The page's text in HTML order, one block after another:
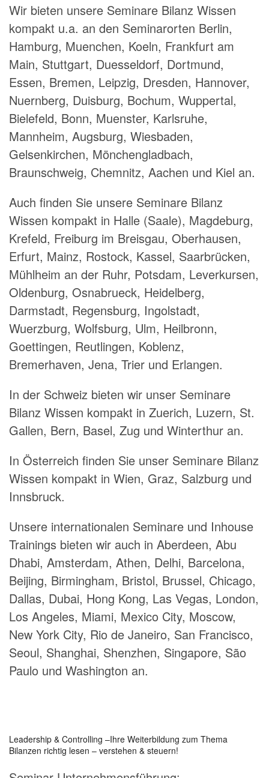
Wir bieten unsere Seminare Bilanz Wissen
kompakt u.a. an den Seminarorten Berlin,
Hamburg, Muenchen, Koeln, Frankfurt am
Main, Stuttgart, Duesseldorf, Dortmund,
Essen, Bremen, Leipzig, Dresden, Hannover,
Nuernberg, Duisburg, Bochum, Wuppertal,
Bielefeld, Bonn, Muenster, Karlsruhe,
Mannheim, Augsburg, Wiesbaden,
Gelsenkirchen, Mönchengladbach,
Braunschweig, Chemnitz, Aachen und Kiel an.
Auch finden Sie unsere Seminare Bilanz
Wissen kompakt in Halle (Saale), Magdeburg,
Krefeld, Freiburg im Breisgau, Oberhausen,
Erfurt, Mainz, Rostock, Kassel, Saarbrücken,
Mühlheim an der Ruhr, Potsdam, Leverkursen,
Oldenburg, Osnabrueck, Heidelberg,
Darmstadt, Regensburg, Ingolstadt,
Wuerzburg, Wolfsburg, Ulm, Heilbronn,
Goettingen, Reutlingen, Koblenz,
Bremerhaven, Jena, Trier und Erlangen.
In der Schweiz bieten wir unser Seminare
Bilanz Wissen kompakt in Zuerich, Luzern, St.
Gallen, Bern, Basel, Zug und Winterthur an.
In Österreich finden Sie unser Seminare Bilanz
Wissen kompakt in Wien, Graz, Salzburg und
Innsbruck.
Unsere internationalen Seminare und Inhouse
Trainings bieten wir auch in Aberdeen, Abu
Dhabi, Amsterdam, Athen, Delhi, Barcelona,
Beijing, Birmingham, Bristol, Brussel, Chicago,
Dallas, Dubai, Hong Kong, Las Vegas, London,
Los Angeles, Miami, Mexico City, Moscow,
New York City, Rio de Janeiro, San Francisco,
Seoul, Shanghai, Shenzhen, Singapore, São
Paulo und Washington an.
Leadership & Controlling –Ihre Weiterbildung zum Thema
Bilanzen richtig lesen – verstehen & steuern!